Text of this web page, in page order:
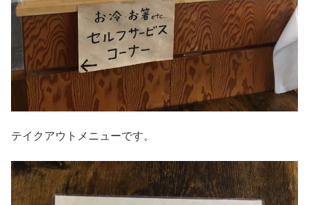
テイクアウトメニューです。